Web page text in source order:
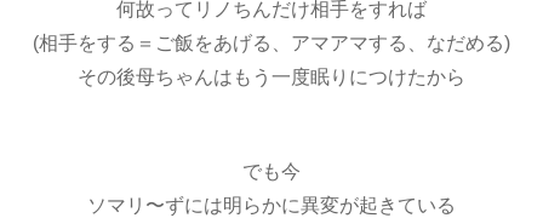
何故ってリノちんだけ相手をすれば
(相手をする＝ご飯をあげる、アマアマする、なだめる)
その後母ちゃんはもう一度眠りにつけたから
でも今
ソマリ〜ずには明らかに異変が起きている